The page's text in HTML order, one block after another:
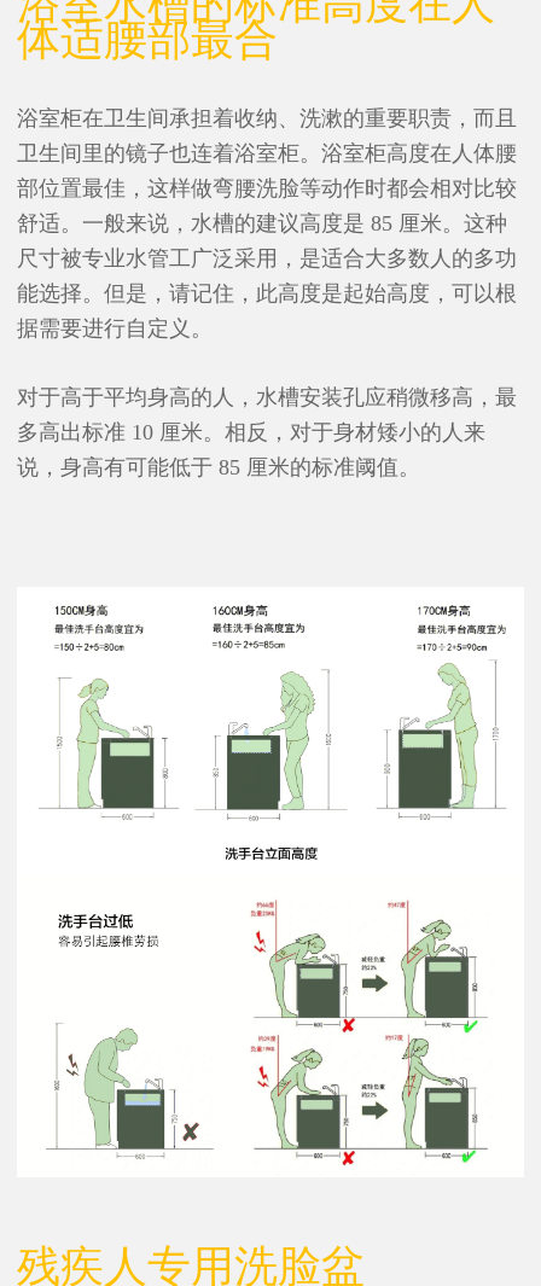
体适腰部最合
浴室柜在卫生间承担着收纳、洗漱的重要职责，而且
卫生间里的镜子也连着浴室柜。浴室柜高度在人体腰
部位置最佳，这样做弯腰洗脸等动作时都会相对比较
舒适。一般来说，水槽的建议高度是 85 厘米。这种
尺寸被专业水管工广泛采用，是适合大多数人的多功
能选择。但是，请记住，此高度是起始高度，可以根
据需要进行自定义。
对于高于平均身高的人，水槽安装孔应稍微移高，最
多高出标准 10 厘米。相反，对于身材矮小的人来
说，身高有可能低于 85 厘米的标准阈值。
残疾人专用洗脸盆